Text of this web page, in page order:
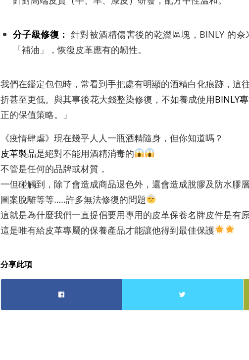
分子級修復： 針對被酒精傷害後的乾澀區塊，BINLY 的
「補油」，恢復皮革應有的韌性。
我們在鑑定包包時，常看到手把處有明顯的酒精白化痕跡，這
折甚至更低。與其事後花大錢整染修復，不如養成使用BINLY
正的保值策略。」
《疫情肆虐》現在幾乎人人一瓶酒精隨身，但你知道嗎？
皮革製品是絕對不能用酒精消毒的
不管是任何的品牌或材質，
一但碰觸到，除了會造成商品退色外，還會造成脫膠及防水膠
圖案脫離等等…..許多無法修復的問題
這就是為什麼我們一直提倡要用專用的皮革保養名牌皮件是有
這是唯有給皮革專屬的保養產品才能讓他得到最佳保護
分享此項